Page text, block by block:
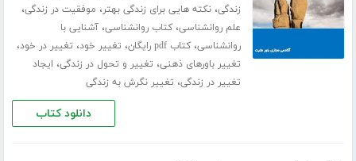
زندگی،نکته هایی برای زندگی بهتر، موفقیت در زندگی،
علم روانشناسی،کتاب روانشناسی،آشنایی با
روانشناسی،کتاب pdf رایگان ، تغییر خود، تغییر در خود،
تغییر باورهای ذهنی، تغییر و تحول در زندگی، ایجاد
تغییر در زندگی، تغییر نگرش به زندگی
دانلود کتاب